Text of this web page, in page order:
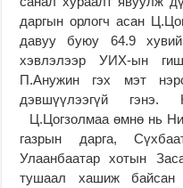
даргын орлогч асан
давуу буюу 64.9
хэвлэлээр УИХ-ын
П.Анужин гэх мэт
дэвшүүлээгүй гэнэ.
Ц.Цогзолмаа өмнө нь
газрын дарга,
Улаанбаатар хотын
тушаал хашиж